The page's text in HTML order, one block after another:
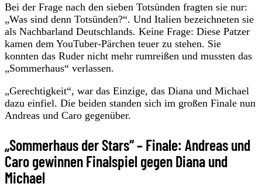
Bei der Frage nach den sieben Totsünden fragten sie nur:
„Was sind denn Totsünden?“. Und Italien bezeichneten sie
als Nachbarland Deutschlands. Keine Frage: Diese Patzer
kamen dem YouTuber-Pärchen teuer zu stehen. Sie
konnten das Ruder nicht mehr rumreißen und mussten das
„Sommerhaus“ verlassen.
„Gerechtigkeit“, war das Einzige, das Diana und Michael
dazu einfiel. Die beiden standen sich im großen Finale nun
Andreas und Caro gegenüber.
„Sommerhaus der Stars“ – Finale: Andreas und
Caro gewinnen Finalspiel gegen Diana und
Michael